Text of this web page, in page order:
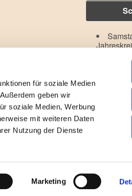
für soziale Medien
geben wir
soziale Medien, Werbung
mit weiteren Daten
Nutzung der Dienste
Marketing
ChurchDesk-Login